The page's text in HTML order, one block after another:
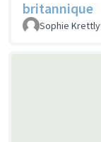
britannique
Sophie Krettly